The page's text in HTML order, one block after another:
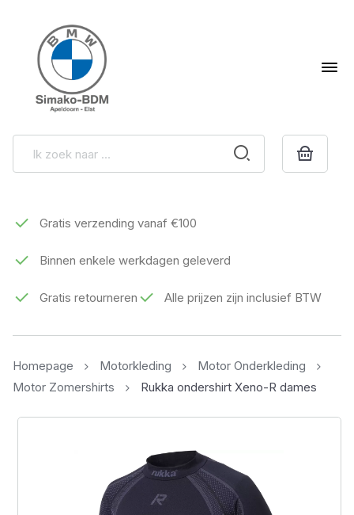
Gratis verzending vanaf €100
Binnen enkele werkdagen geleverd
Gratis retourneren Alle prijzen zijn inclusief BTW
Homepage Motorkleding
Motor Onderkleding
Motor Zomershirts
Rukka ondershirt Xeno-R dames